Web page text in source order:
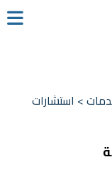
> استشارات